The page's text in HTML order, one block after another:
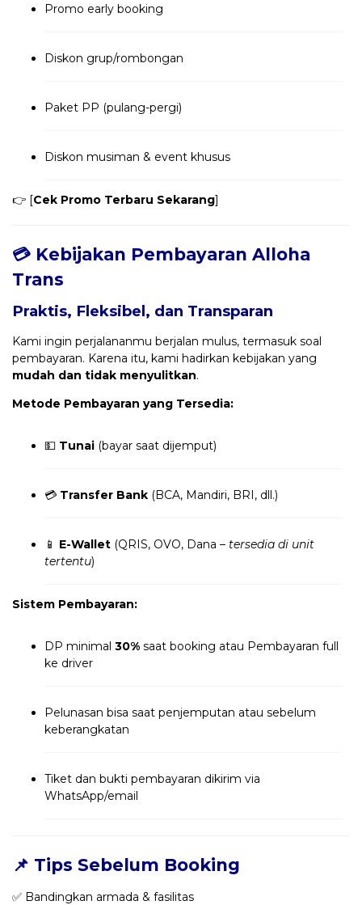
Promo early booking
Diskon grup/rombongan
Paket PP (pulang-pergi)
Diskon musiman & event khusus
👉 [Cek Promo Terbaru Sekarang]
💳 Kebijakan Pembayaran Alloha
Trans
Praktis, Fleksibel, dan Transparan
Kami ingin perjalananmu berjalan mulus, termasuk soal
pembayaran. Karena itu, kami hadirkan kebijakan yang
mudah dan tidak menyulitkan.
Metode Pembayaran yang Tersedia:
💵 Tunai (bayar saat dijemput)
💳 Transfer Bank (BCA, Mandiri, BRI, dll.)
📱 E-Wallet (QRIS, OVO, Dana – tersedia di unit
tertentu)
Sistem Pembayaran:
DP minimal 30% saat booking atau Pembayaran full
ke driver
Pelunasan bisa saat penjemputan atau sebelum
keberangkatan
Tiket dan bukti pembayaran dikirim via
WhatsApp/email
📌 Tips Sebelum Booking
✅ Bandingkan armada & fasilitas